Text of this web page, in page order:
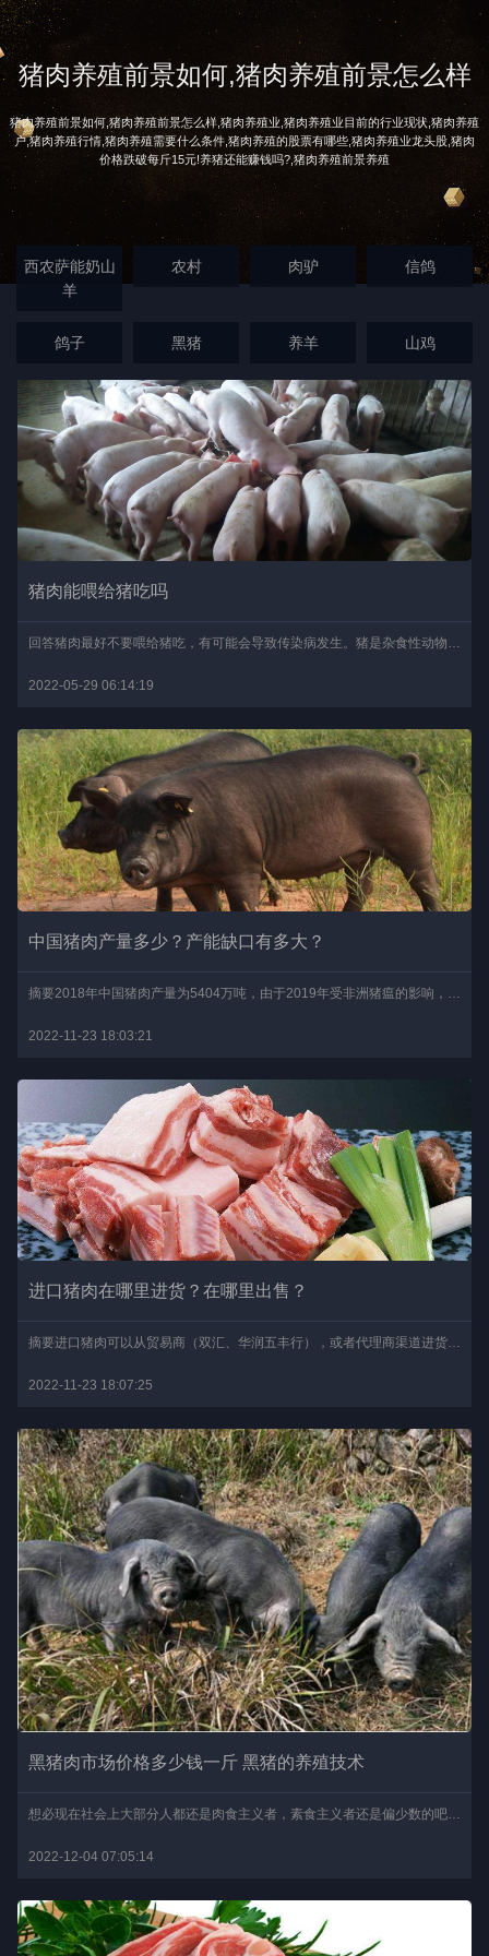
猪肉养殖前景如何,猪肉养殖前景怎么样
猪肉养殖前景如何,猪肉养殖前景怎么样,猪肉养殖业,猪肉养殖业目前的行业现状,猪肉养殖
户,猪肉养殖行情,猪肉养殖需要什么条件,猪肉养殖的股票有哪些,猪肉养殖业龙头股,猪肉
价格跌破每斤15元!养猪还能赚钱吗?,猪肉养殖前景养殖
西农萨能奶山
羊
农村 肉驴 信鸽
鸽子 黑猪 养羊 山鸡
猪肉能喂给猪吃吗
回答猪肉最好不要喂给猪吃，有可能会导致传染病发生。猪是杂食性动物，具有极其强大的消化功能，一般可喂食颗粒状的猪饲料，也可以喂食剩菜剩饭、野菜野果、瓜果蔬菜、五谷..
2022-05-29 06:14:19
中国猪肉产量多少？产能缺口有多大？
2022-11-23 18:03:21
进口猪肉在哪里进货？在哪里出售？
摘要进口猪肉可以从贸易商（双汇、华润五丰行），或者代理商渠道进货。进口猪肉多为冷冻肉，所以只有少量流入超市、商场等直接的销售渠道，大部分被运到了食品加工企业，做..
2022-11-23 18:07:25
黑猪肉市场价格多少钱一斤 黑猪的养殖技术
2022-12-04 07:05:14